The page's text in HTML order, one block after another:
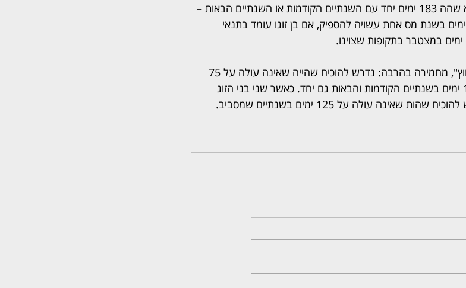
בישראל 75 ימים בשנת מס מסוימת, והוא שהה 183 ימים יחד עם השנתיים הקודמות או השנתיים הבאות –
ייחשב לתושב ישראל. גם שהייה של 30 ימים בשנת מס אחת עשויה להספיק, אם בן זוגו עומד בתנאי
ימים בשנה בישראל, ואינה חורגת מ־110 ימים בשנתיים הקודמות והבאות גם יחד. כאשר שני בני הזוג